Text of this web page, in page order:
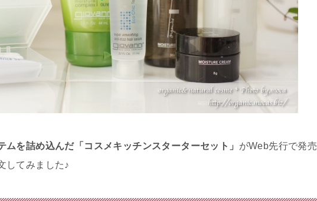
ムを詰め込んだ「コスメキッチンスターターセット」 がWeb先行で発売
してみました♪